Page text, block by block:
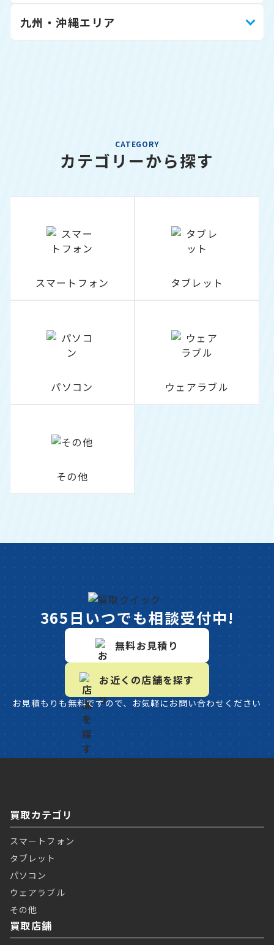
九州・沖縄エリア
CATEGORY
カテゴリーから探す
スマートフォン タブレット
パソコン ウェアラブル
その他
365日いつでも相談受付中!
無料お見積り
お近くの店舗を探す
お見積もりも無料ですので、お気軽にお問い合わせください
買取カテゴリ
スマートフォン
タブレット
パソコン
ウェアラブル
その他
買取店舗